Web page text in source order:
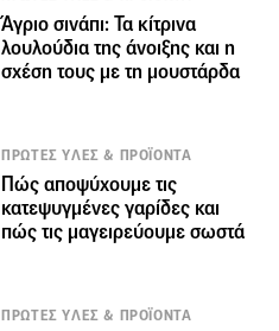
Άγριο σινάπι: Τα κίτρινα
λουλούδια της άνοιξης και η
σχέση τους με τη μουστάρδα
ΠΡΩΤΕΣ ΥΛΕΣ & ΠΡΟΪΟΝΤΑ
Πώς αποψύχουμε τις
κατεψυγμένες γαρίδες και
πώς τις μαγειρεύουμε σωστά
ΠΡΩΤΕΣ ΥΛΕΣ & ΠΡΟΪΟΝΤΑ